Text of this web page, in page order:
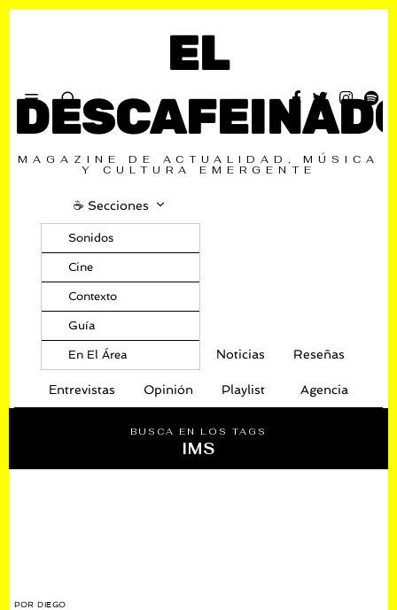
EL
MAGAZINE DE ACTUALIDAD, MÚSICA
Y CULTURA EMERGENTE
☕️ Secciones
Sonidos
Cine
Contexto
Guía
En El Área Noticias Reseñas
Entrevistas Opinión Playlist Agencia
BUSCA EN LOS TAGS
IMS
PORDIEGO